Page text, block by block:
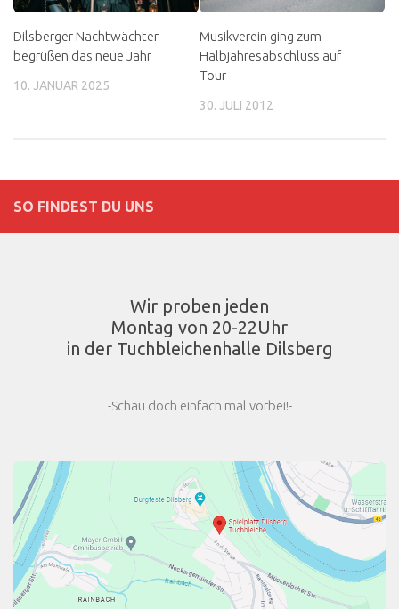
Dilsberger Nachtwächter
begrüßen das neue Jahr
10. JANUAR 2025
Musikverein ging zum
Halbjahresabschluss auf
Tour
30. JULI 2012
SO FINDEST DU UNS
Wir proben jeden
Montag von 20-22Uhr
in der Tuchbleichenhalle Dilsberg
-Schau doch einfach mal vorbei!-